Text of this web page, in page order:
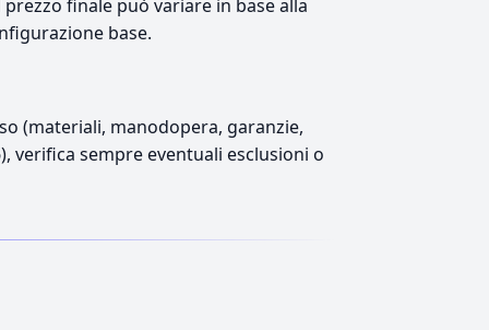
finale può variare in base alla
base.
(materiali, manodopera, garanzie,
verifica sempre eventuali esclusioni o